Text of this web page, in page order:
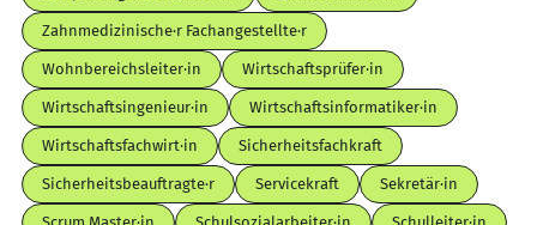
Zahnmedizinische·r Fachangestellte·r
Wohnbereichsleiter·in Wirtschaftsprüfer·in
Wirtschaftsingenieur·in Wirtschaftsinformatiker·in
Wirtschaftsfachwirt·in Sicherheitsfachkraft
Sicherheitsbeauftragte·r Servicekraft Sekretär·in